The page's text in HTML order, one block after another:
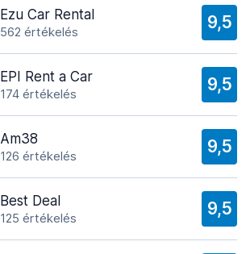
Ezu Car Rental
562 értékelés 9,5
EPI Rent a Car
174 értékelés 9,5
Am38
126 értékelés 9,5
Best Deal
125 értékelés 9,5